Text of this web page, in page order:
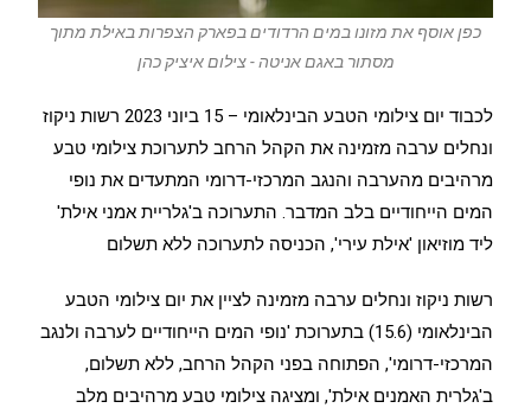
כפן אוסף את מזונו במים הרדודים בפארק הצפרות באילת מתוך
מסתור באגם אניטה - צילום איציק כהן
לכבוד יום צילומי הטבע הבינלאומי – 15 ביוני 2023 רשות ניקוז
ונחלים ערבה מזמינה את הקהל הרחב לתערוכת צילומי טבע
מרהיבים מהערבה והנגב המרכזי-דרומי המתעדים את נופי
המים הייחודיים בלב המדבר. התערוכה ב'גלריית אמני אילת'
ליד מוזיאון 'אילת עירי', הכניסה לתערוכה ללא תשלום
רשות ניקוז ונחלים ערבה מזמינה לציין את יום צילומי הטבע
הבינלאומי (15.6) בתערוכת 'נופי המים הייחודיים לערבה ולנגב
המרכזי-דרומי', הפתוחה בפני הקהל הרחב, ללא תשלום,
ב'גלרית האמנים אילת', ומציגה צילומי טבע מרהיבים מלב